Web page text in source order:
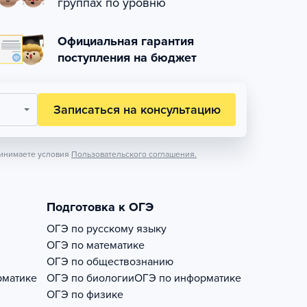
Официальная гарантия
поступления на бюджет
Записаться на консультацию
условия Пользовательского соглашения.
Подготовка к ОГЭ
ОГЭ по русскому языку
ОГЭ по математике
ОГЭ по обществознанию
ОГЭ по биологииОГЭ по информатике
ОГЭ по физике